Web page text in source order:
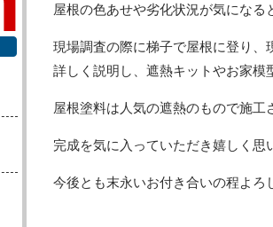
屋根の色あせや劣化状況が気になる
現場調査の際に梯子で屋根に登り
詳しく説明し、遮熱キットやお家
屋根塗料は人気の遮熱のもので施工
完成を気に入っていただき嬉しく思
今後とも末永いお付き合いの程よろ